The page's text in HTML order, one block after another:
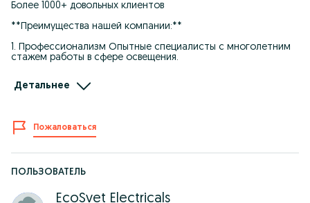
Более 1000+ довольных клиентов
**Преимущества нашей компании:**
1. Профессионализм Опытные специалисты с многолетним
стажем работы в сфере освещения.
адаптированные под ваш интерьер и потребности.
материалы и современные технологии.
4. Энергоэффективность: Наши световые решения помогают
экономить электроэнергию и снижают счета за
выполненные работы и оперативную поддержку.
Детальнее
Пожаловаться
ПОЛЬЗОВАТЕЛЬ
EcoSvet Electricals